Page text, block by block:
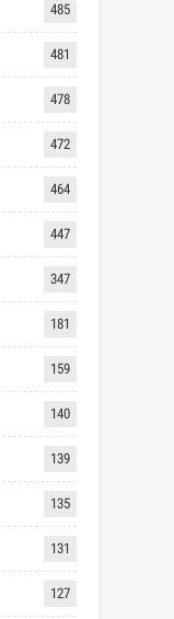
485
481
478
472
464
447
347
181
159
140
139
135
131
127